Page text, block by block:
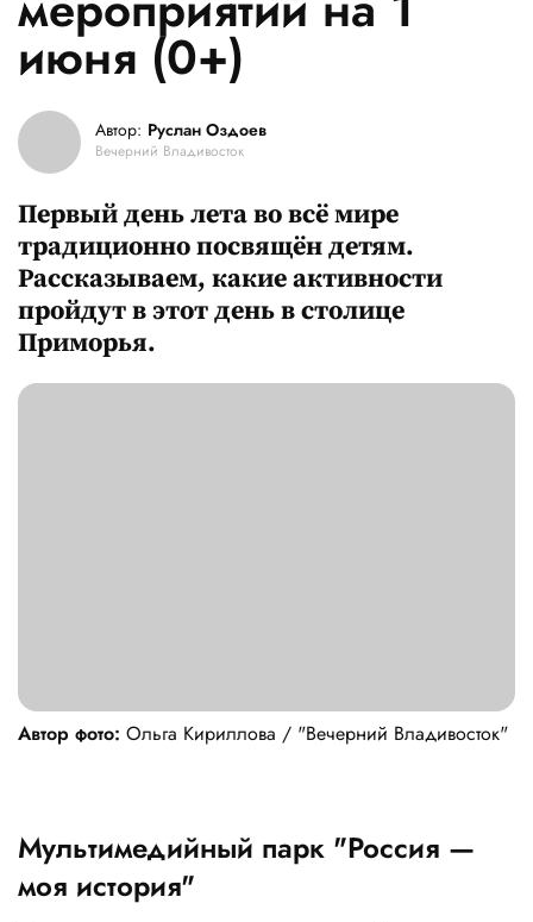
июня (0+)
Автор: Руслан Оздоев
Вечерний Владивосток
Первый день лета во всё мире
традиционно посвящён детям.
Рассказываем, какие активности
пройдут в этот день в столице
Приморья.
Автор фото: Ольга Кириллова / "Вечерний Владивосток"
Мультимедийный парк "Россия —
моя история"